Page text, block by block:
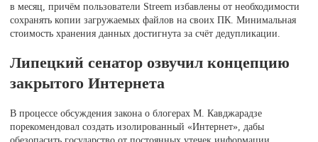
в месяц, причём пользователи Streem избавлены от необходимости
сохранять копии загружаемых файлов на своих ПК. Минимальная
стоимость хранения данных достигнута за счёт дедупликации.
Липецкий сенатор озвучил концепцию
закрытого Интернета
В процессе обсуждения закона о блогерах М. Кавджарадзе
порекомендовал создать изолированный «Интернет», дабы